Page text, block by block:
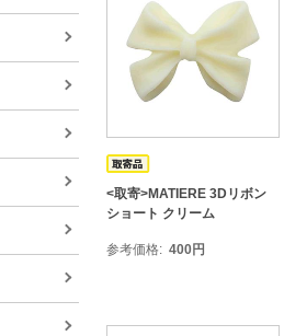
<取寄>MATIERE 3Dリボン
ショート クリーム
参考価格 400円